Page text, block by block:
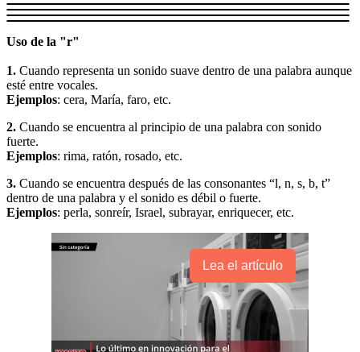
Uso de la "r"
1. Cuando representa un sonido suave dentro de una palabra aunque
esté entre vocales.
Ejemplos: cera, María, faro, etc.
2. Cuando se encuentra al principio de una palabra con sonido
fuerte.
Ejemplos: rima, ratón, rosado, etc.
3. Cuando se encuentra después de las consonantes “l, n, s, b, t”
dentro de una palabra y el sonido es débil o fuerte.
Ejemplos: perla, sonreír, Israel, subrayar, enriquecer, etc.
Lea el artículo